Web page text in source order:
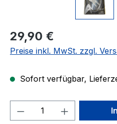
Regulärer Preis:
29,90 €
Preise inkl. MwSt. zzgl.
Sofort verfügbar,
Produkt Anzahl: